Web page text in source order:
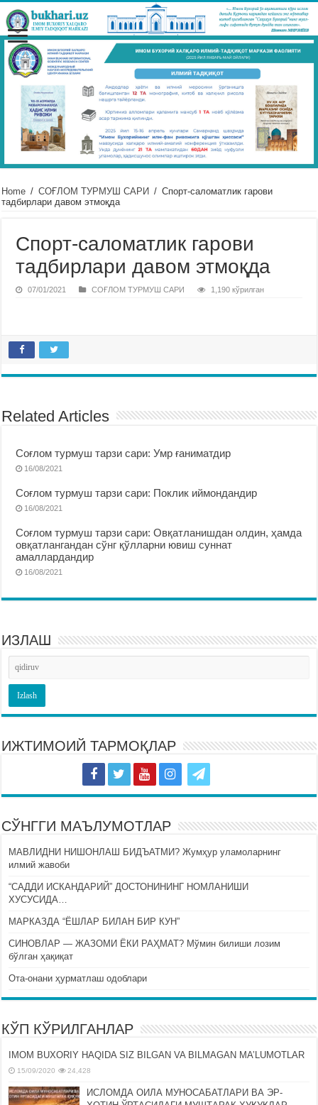
Home / СОҒЛОМ ТУРМУШ САРИ / Спорт-саломатлик гарови
тадбирлари давом этмоқда
Спорт-саломатлик гарови
тадбирлари давом этмоқда
07/01/2021 СОҒЛОМ ТУРМУШ САРИ 1,190 кўрилган
Related Articles
Соғлом турмуш тарзи сари: Умр ғаниматдир
16/08/2021
Соғлом турмуш тарзи сари: Поклик иймондандир
16/08/2021
Соғлом турмуш тарзи сари: Овқатланишдан олдин, ҳамда
овқатлангандан сўнг қўлларни ювиш суннат
амаллардандир
16/08/2021
ИЗЛАШ
ИЖТИМОИЙ ТАРМОҚЛАР
СЎНГГИ МАЪЛУМОТЛАР
МАВЛИДНИ НИШОНЛАШ БИДЪАТМИ? Жумҳур уламоларнинг
илмий жавоби
“САДДИ ИСКАНДАРИЙ” ДОСТОНИНИНГ НОМЛАНИШИ
ХУСУСИДА…
МАРКАЗДА “ЁШЛАР БИЛАН БИР КУН”
СИНОВЛАР — ЖАЗОМИ ЁКИ РАҲМАТ? Мўмин билиши лозим
бўлган ҳақиқат
Ота-онани ҳурматлаш одоблари
КЎП КЎРИЛГАНЛАР
IMOM BUXORIY HAQIDA SIZ BILGAN VA BILMAGAN MA’LUMOTLAR
15/09/2020 24,428
ИСЛОМДА ОИЛА МУНОСАБАТЛАРИ ВА ЭР-